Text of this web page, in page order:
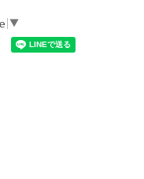
▼